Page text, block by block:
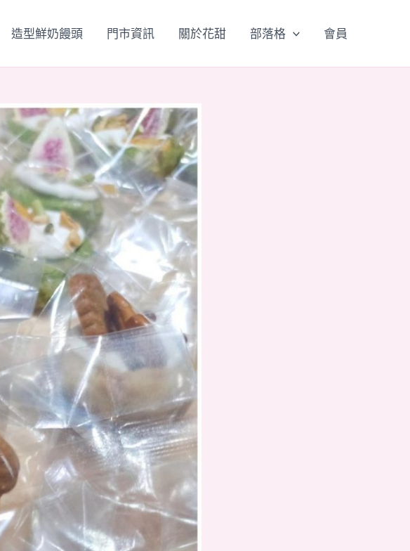
造型鮮奶饅頭 門市資訊 關於花甜 部落格 會員